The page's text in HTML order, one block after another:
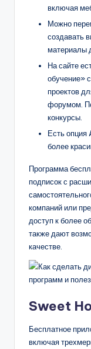
включая
Можно
создавать
материалы
На сайте
обучение»
проектов
форумом.
конкурсы.
Есть опция
более
Программа
подписок с
компаний или
доступ к более
также дают
качестве.
Sweet
Бесплатное
включая